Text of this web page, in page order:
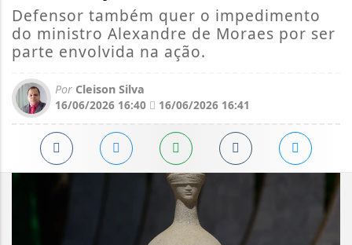
Defensor também quer o impedimento
do ministro Alexandre de Moraes por ser
parte envolvida na ação.
Por Cleison Silva
16/06/2026 16:40
16/06/2026 16:41